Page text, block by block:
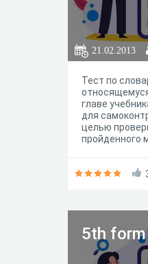
21.02.2013
Тест по
главе
для
целью
пройденного
5th